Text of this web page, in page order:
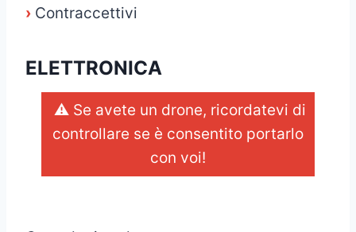
› Contraccettivi
ELETTRONICA
⚠️ Se avete un drone, ricordatevi di
controllare se è consentito portarlo
con voi!